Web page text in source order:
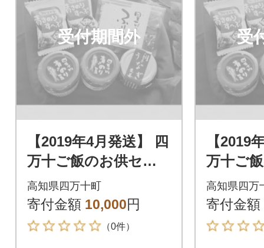
受付期間外
【2019年4月発送】 四
万十ご飯のお供セッ
ト Ess-01
高知県四万十町
寄付金額 10,000円
（0件）
受
【2019
万十ご
ト
高知県四万
寄付金額